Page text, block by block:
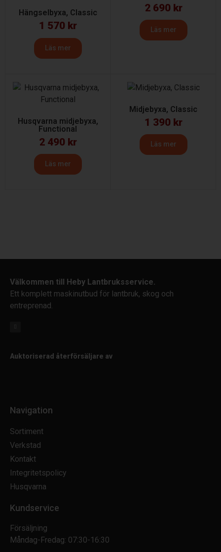
Hängselbyxa, Classic
1 570 kr
Läs mer
2 690 kr
Läs mer
Husqvarna midjebyxa,
Functional
2 490 kr
Läs mer
Midjebyxa, Classic
1 390 kr
Läs mer
Välkommen till Heby Lantbruksservice.
Ett komplett maskinutbud för lantbruk, skog och
entreprenad.
Auktoriserad återförsäljare av
Navigation
Sortiment
Verkstad
Kontakt
Integritetspolicy
Husqvarna
Kundservice
Försäljning
Måndag-Fredag: 07:30-16:30